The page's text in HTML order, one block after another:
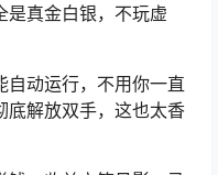
是真金白银，不玩虚
自动运行，不用你一直
底解放双手，这也太香